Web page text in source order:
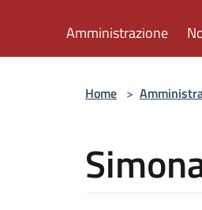
Amministrazione
Home >